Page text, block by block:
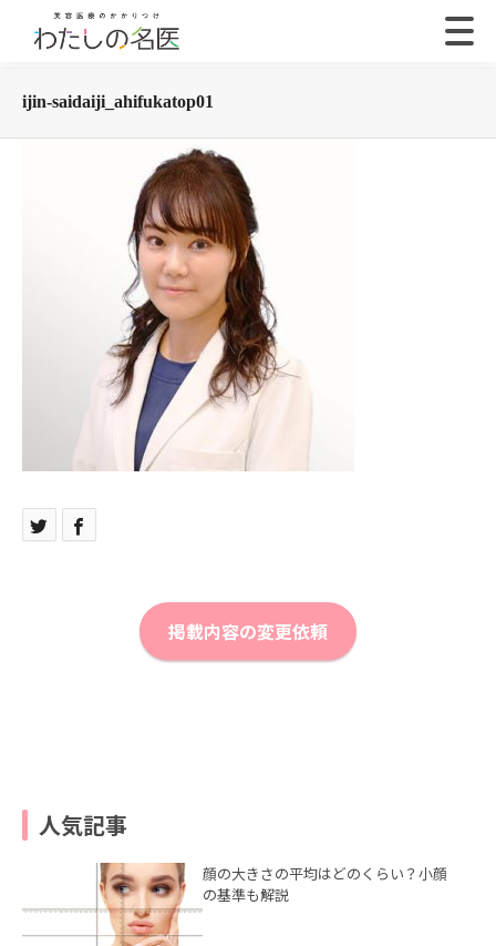
ijin-saidaiji_ahifukatop01
掲載内容の変更依頼
人気記事
顔の大きさの平均はどのくらい？小顔
の基準も解説